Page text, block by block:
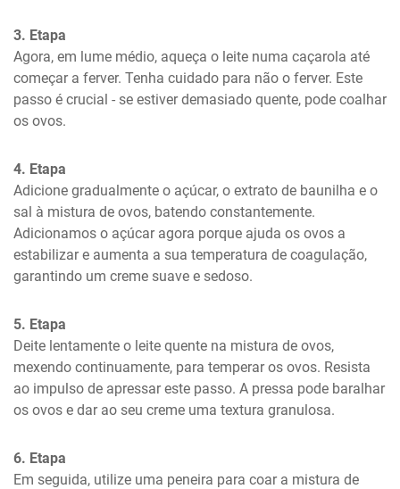
3. Etapa
Agora, em lume médio, aqueça o leite numa caçarola até
começar a ferver. Tenha cuidado para não o ferver. Este
passo é crucial - se estiver demasiado quente, pode coalhar
os ovos.
4. Etapa
Adicione gradualmente o açúcar, o extrato de baunilha e o
sal à mistura de ovos, batendo constantemente.
Adicionamos o açúcar agora porque ajuda os ovos a
estabilizar e aumenta a sua temperatura de coagulação,
garantindo um creme suave e sedoso.
5. Etapa
Deite lentamente o leite quente na mistura de ovos,
mexendo continuamente, para temperar os ovos. Resista
ao impulso de apressar este passo. A pressa pode baralhar
os ovos e dar ao seu creme uma textura granulosa.
6. Etapa
Em seguida, utilize uma peneira para coar a mistura de